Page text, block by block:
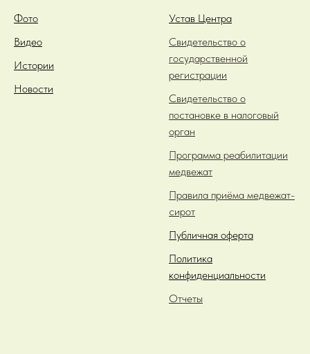
Фото
Видео
Истории
Новости
Устав Центра
Свидетельство о
государственной
регистрации
Свидетельство о
постановке в налоговый
орган
Программа реабилитации
медвежат
Правила приёма медвежат-
сирот
Публичная оферта
Политика
конфиденциальности
Отчеты